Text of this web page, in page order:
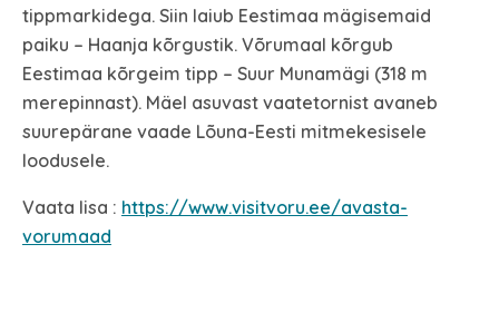
tippmarkidega. Siin laiub Eestimaa mägisemaid
paiku – Haanja kõrgustik. Võrumaal kõrgub
Eestimaa kõrgeim tipp – Suur Munamägi (318 m
merepinnast). Mäel asuvast vaatetornist avaneb
suurepärane vaade Lõuna-Eesti mitmekesisele
loodusele.
Vaata lisa : https://www.visitvoru.ee/avasta-
vorumaad